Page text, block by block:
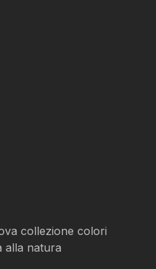
collezione colori
alla natura